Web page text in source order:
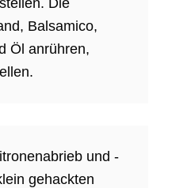
Balsamico,
Öl anrühren,
und -
gehackten